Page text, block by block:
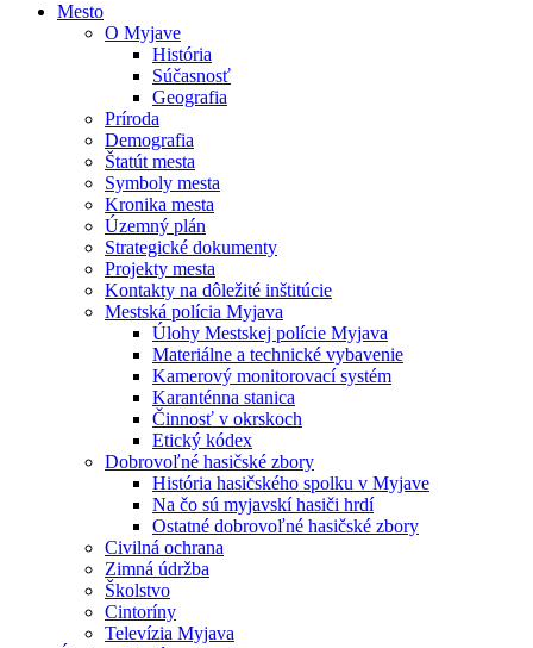
Mesto
O Myjave
História
Súčasnosť
Geografia
Príroda
Demografia
Štatút mesta
Symboly mesta
Kronika mesta
Územný plán
Strategické dokumenty
Projekty mesta
Kontakty na dôležité inštitúcie
Mestská polícia Myjava
Úlohy Mestskej polície Myjava
Materiálne a technické vybavenie
Kamerový monitorovací systém
Karanténna stanica
Činnosť v okrskoch
Etický kódex
Dobrovoľné hasičské zbory
História hasičského spolku v Myjave
Na čo sú myjavskí hasiči hrdí
Ostatné dobrovoľné hasičské zbory
Civilná ochrana
Zimná údržba
Školstvo
Cintoríny
Televízia Myjava